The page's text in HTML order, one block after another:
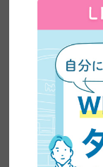
中単価案件で
中単価案件とは、
クラウドソーシン
らの評価が見れる
スキルが不明で実